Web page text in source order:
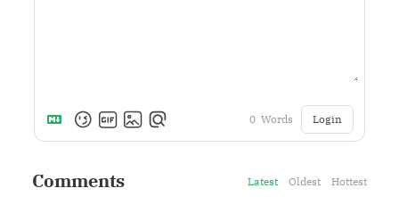
0 Words Login
Comments Latest Oldest Hottest